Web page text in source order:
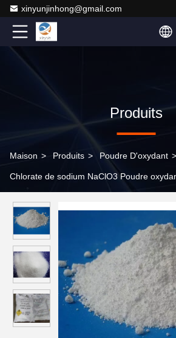
xinyunjinhong@gmail.com
Produits
Maison > Produits > Poudre D'oxydant >
Chlorate de sodium NaClO3 Poudre